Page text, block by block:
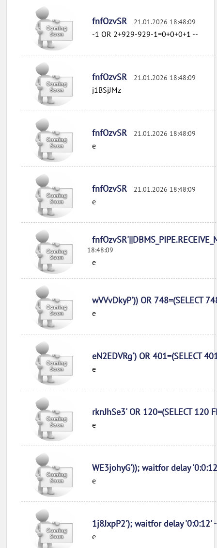
fnfOzvSR 21.01.2026 18:48:09
-1 OR 2+929-929-1=0+0+0+1 --
fnfOzvSR 21.01.2026 18:48:09
j1BSjJMz
fnfOzvSR 21.01.2026 18:48:09
e
fnfOzvSR 21.01.2026 18:48:09
e
18:48:09
e
wVVvDkyP')) OR 748=(SELECT
e
eN2EDVRg') OR 401=(SELECT
e
rknJhSe3' OR 120=(SELECT 120
e
WE3johyG')); waitfor delay
e
1j8JxpP2'); waitfor delay '0:0:12'
e